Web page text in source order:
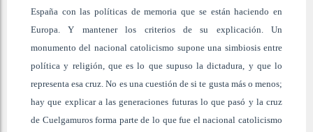
España con las políticas de memoria que se están haciendo en
Europa. Y mantener los criterios de su explicación. Un
monumento del nacional catolicismo supone una simbiosis entre
política y religión, que es lo que supuso la dictadura, y que lo
representa esa cruz. No es una cuestión de si te gusta más o menos;
hay que explicar a las generaciones futuras lo que pasó y la cruz
de Cuelgamuros forma parte de lo que fue el nacional catolicismo